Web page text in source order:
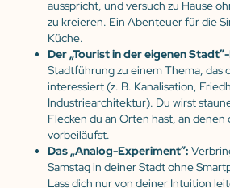
ausspricht, und versuch zu Hause
zu kreieren. Ein Abenteuer für die
Küche.
Der „Tourist in der eigenen
Stadtführung zu einem Thema, das
interessiert (z. B. Kanalisation,
Industriearchitektur). Du wirst
Flecken du an Orten hast, an
vorbeiläufst.
Das „Analog-Experiment”:
Samstag in deiner Stadt ohne
Lass dich nur von deiner Intuition